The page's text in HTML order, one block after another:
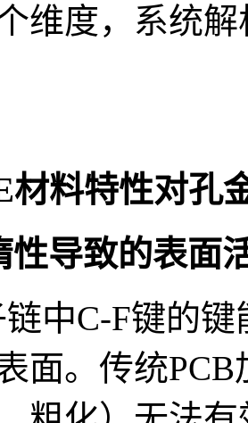
维度，系统
材料特性对孔
性导致的表面
链中C-F键的
面。传统